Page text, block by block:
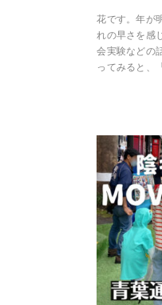
花です。年が
れの早さを感
会実験などの
ってみると、